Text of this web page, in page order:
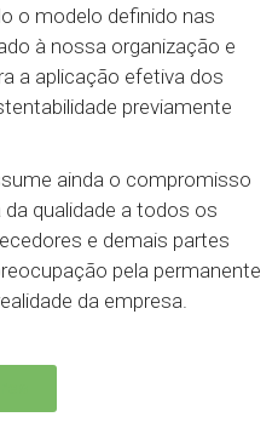
o modelo definido nas
à nossa organização e
a aplicação efetiva dos
previamente
ainda o compromisso
qualidade a todos os
e demais partes
pela permanente
da empresa.